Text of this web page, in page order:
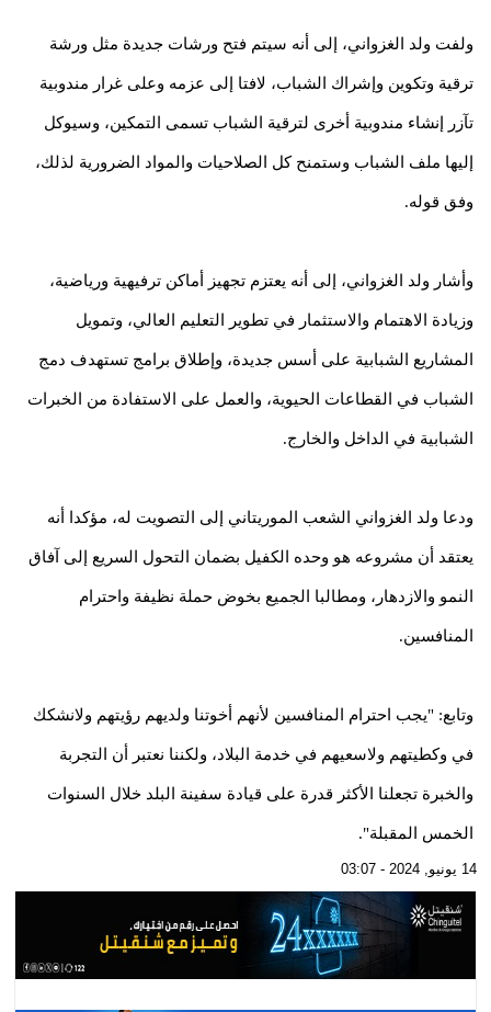
ولفت ولد الغزواني، إلى أنه سيتم فتح ورشات جديدة مثل ورشة
ترقية وتكوين وإشراك الشباب، لافتا إلى عزمه وعلى غرار مندوبية
تآزر إنشاء مندوبية أخرى لترقية الشباب تسمى التمكين، وسيوكل
إليها ملف الشباب وستمنح كل الصلاحيات والمواد الضرورية لذلك،
وفق قوله.
وأشار ولد الغزواني، إلى أنه يعتزم تجهيز أماكن ترفيهية ورياضية،
وزيادة الاهتمام والاستثمار في تطوير التعليم العالي، وتمويل
المشاريع الشبابية على أسس جديدة، وإطلاق برامج تستهدف دمج
الشباب في القطاعات الحيوية، والعمل على الاستفادة من الخبرات
الشبابية في الداخل والخارج.
ودعا ولد الغزواني الشعب الموريتاني إلى التصويت له، مؤكدا أنه
يعتقد أن مشروعه هو وحده الكفيل بضمان التحول السريع إلى آفاق
النمو والازدهار، ومطالبا الجميع بخوض حملة نظيفة واحترام
المنافسين.
وتابع: "يجب احترام المنافسين لأنهم أخوتنا ولديهم رؤيتهم ولانشكك
في وكطيتهم ولاسعيهم في خدمة البلاد، ولكننا نعتبر أن التجربة
والخبرة تجعلنا الأكثر قدرة على قيادة سفينة البلد خلال السنوات
الخمس المقبلة".
14 يونيو, 2024 - 03:07